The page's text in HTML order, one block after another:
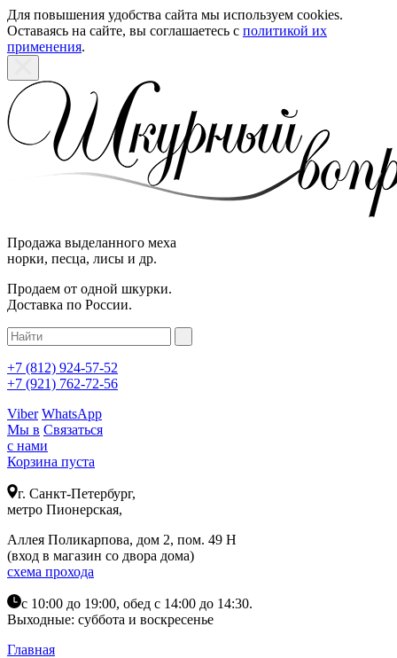
Для повышения удобства сайта мы используем cookies.
Оставаясь на сайте, вы соглашаетесь с политикой их
применения.
Продажа выделанного меха
норки, песца, лисы и др.
Продаем от одной шкурки.
Доставка по России.
+7 (812) 924-57-52
+7 (921) 762-72-56
Viber WhatsApp
Мы в Связаться
с нами
Корзина пуста
г. Санкт-Петербург,
метро Пионерская,
Аллея Поликарпова, дом 2, пом. 49 Н
(вход в магазин со двора дома)
схема прохода
с 10:00 до 19:00, обед с 14:00 до 14:30.
Выходные: суббота и воскресенье
Главная